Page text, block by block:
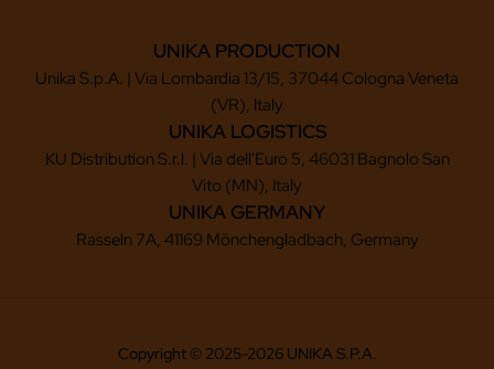
UNIKA PRODUCTION
Unika S.p.A. | Via Lombardia 13/15, 37044 Cologna Veneta
(VR), Italy
UNIKA LOGISTICS
KU Distribution S.r.l. | Via dell'Euro 5, 46031 Bagnolo San
Vito (MN), Italy
UNIKA GERMANY
Rasseln 7A, 41169 Mönchengladbach, Germany
Copyright © 2025-2026 UNIKA S.P.A.